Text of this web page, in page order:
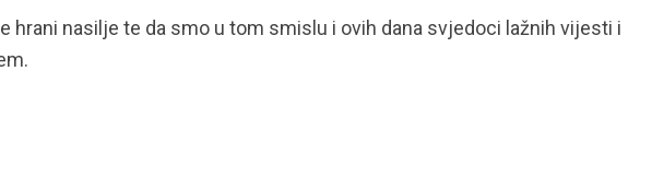
hrani nasilje te da smo u tom smislu i ovih dana svjedoci lažnih vijesti i